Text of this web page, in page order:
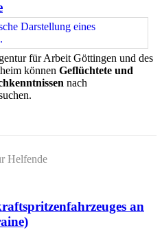
für Arbeit Göttingen und des
können Geflüchtete und
nach
Helfende
an